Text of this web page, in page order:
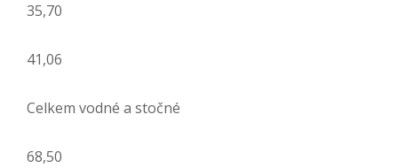
35,70
41,06
Celkem vodné a stočné
68,50